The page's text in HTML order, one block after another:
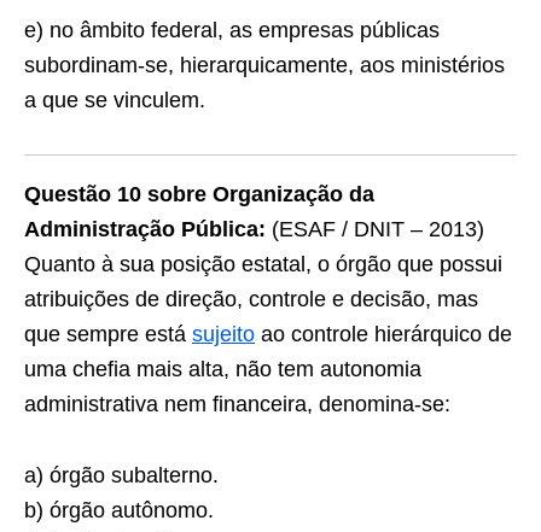
e) no âmbito federal, as empresas públicas
subordinam-se, hierarquicamente, aos ministérios
a que se vinculem.
Questão 10 sobre Organização da
Administração Pública: (ESAF / DNIT – 2013)
Quanto à sua posição estatal, o órgão que possui
atribuições de direção, controle e decisão, mas
que sempre está sujeito ao controle hierárquico de
uma chefia mais alta, não tem autonomia
administrativa nem financeira, denomina-se:
a) órgão subalterno.
b) órgão autônomo.